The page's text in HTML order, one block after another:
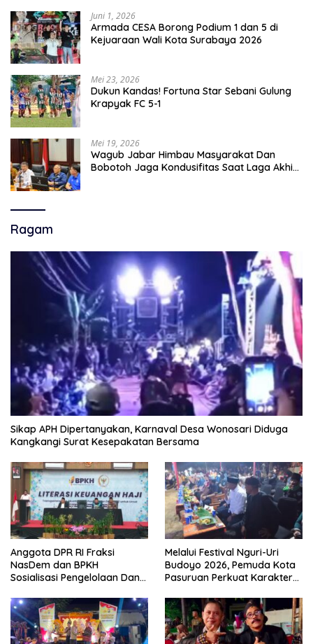
Juni 1, 2026
Armada CESA Borong Podium 1 dan 5 di
Kejuaraan Wali Kota Surabaya 2026
Mei 23, 2026
Dukun Kandas! Fortuna Star Sebani Gulung
Krapyak FC 5-1
Mei 19, 2026
Wagub Jabar Himbau Masyarakat Dan
Bobotoh Jaga Kondusifitas Saat Laga Akhir
Ragam
Sikap APH Dipertanyakan, Karnaval Desa Wonosari Diduga
Kangkangi Surat Kesepakatan Bersama
Anggota DPR RI Fraksi
NasDem dan BPKH
Sosialisasi Pengelolaan Dana
Melalui Festival Nguri-Uri
Budoyo 2026, Pemuda Kota
Pasuruan Perkuat Karakter
Narkoba